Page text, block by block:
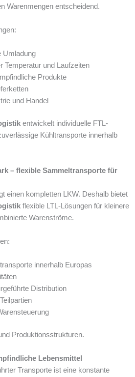
Warenmengen entscheidend.
Umladung
Temperatur und Laufzeiten
Produkte
und Handel
entwickelt individuelle FTL-
Kühltransporte innerhalb
– flexible Sammeltransporte für
einen kompletten LKW. Deshalb bietet
flexible LTL-Lösungen für kleinere
Warenströme.
innerhalb Europas
Distribution
Produktionsstrukturen.
Lebensmittel
Transporte ist eine konstante